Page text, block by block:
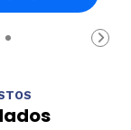
Carro